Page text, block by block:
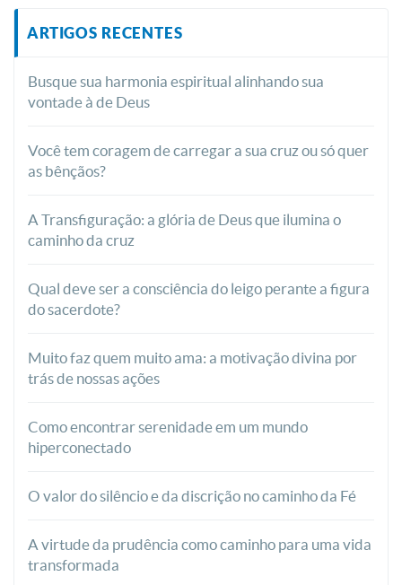
ARTIGOS RECENTES
Busque sua harmonia espiritual alinhando sua
vontade à de Deus
Você tem coragem de carregar a sua cruz ou só quer
as bênçãos?
A Transfiguração: a glória de Deus que ilumina o
caminho da cruz
Qual deve ser a consciência do leigo perante a figura
do sacerdote?
Muito faz quem muito ama: a motivação divina por
trás de nossas ações
Como encontrar serenidade em um mundo
hiperconectado
O valor do silêncio e da discrição no caminho da Fé
A virtude da prudência como caminho para uma vida
transformada